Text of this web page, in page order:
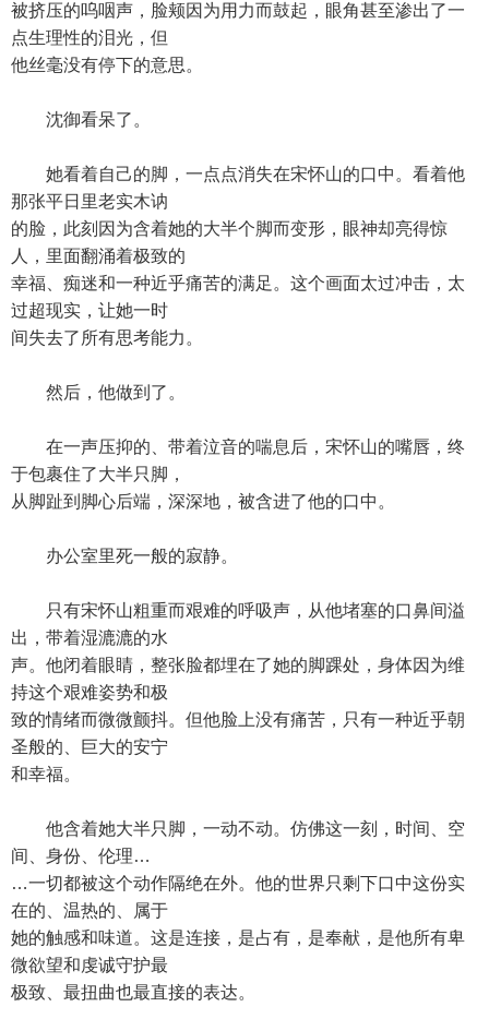
被挤压的呜咽声，脸颊因为用力而鼓起，眼角甚至渗出了一
点生理性的泪光，但
他丝毫没有停下的意思。
沈御看呆了。
她看着自己的脚，一点点消失在宋怀山的口中。看着他
那张平日里老实木讷
的脸，此刻因为含着她的大半个脚而变形，眼神却亮得惊
人，里面翻涌着极致的
幸福、痴迷和一种近乎痛苦的满足。这个画面太过冲击，太
过超现实，让她一时
间失去了所有思考能力。
然后，他做到了。
在一声压抑的、带着泣音的喘息后，宋怀山的嘴唇，终
于包裹住了大半只脚，
从脚趾到脚心后端，深深地，被含进了他的口中。
办公室里死一般的寂静。
只有宋怀山粗重而艰难的呼吸声，从他堵塞的口鼻间溢
出，带着湿漉漉的水
声。他闭着眼睛，整张脸都埋在了她的脚踝处，身体因为维
持这个艰难姿势和极
致的情绪而微微颤抖。但他脸上没有痛苦，只有一种近乎朝
圣般的、巨大的安宁
和幸福。
他含着她大半只脚，一动不动。仿佛这一刻，时间、空
间、身份、伦理…
…一切都被这个动作隔绝在外。他的世界只剩下口中这份实
在的、温热的、属于
她的触感和味道。这是连接，是占有，是奉献，是他所有卑
微欲望和虔诚守护最
极致、最扭曲也最直接的表达。